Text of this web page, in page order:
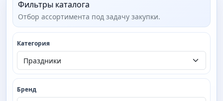
Фильтры каталога
Отбор ассортимента под задачу закупки.
Категория
Бренд